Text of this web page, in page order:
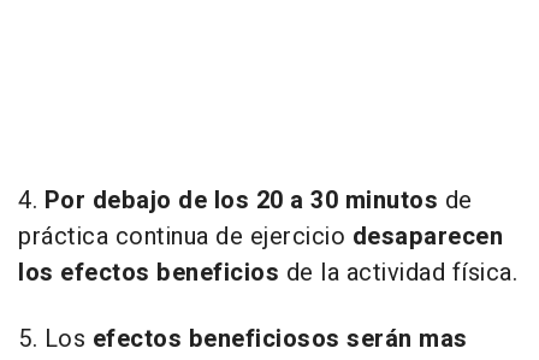
4. Por debajo de los 20 a 30 minutos de
práctica continua de ejercicio desaparecen
los efectos beneficios de la actividad física.
5. Los efectos beneficiosos serán mas